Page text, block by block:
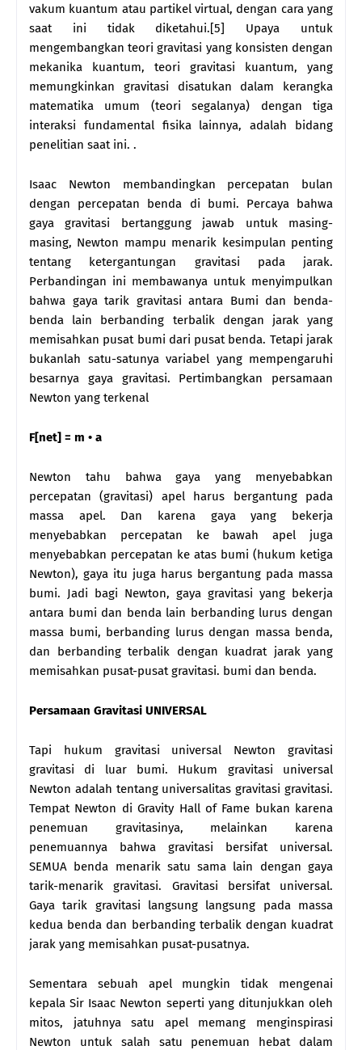
vakum kuantum atau partikel virtual, dengan cara yang
saat ini tidak diketahui.[5] Upaya untuk
mengembangkan teori gravitasi yang konsisten dengan
mekanika kuantum, teori gravitasi kuantum, yang
memungkinkan gravitasi disatukan dalam kerangka
matematika umum (teori segalanya) dengan tiga
interaksi fundamental fisika lainnya, adalah bidang
penelitian saat ini. .
Isaac Newton membandingkan percepatan bulan
dengan percepatan benda di bumi. Percaya bahwa
gaya gravitasi bertanggung jawab untuk masing-
masing, Newton mampu menarik kesimpulan penting
tentang ketergantungan gravitasi pada jarak.
Perbandingan ini membawanya untuk menyimpulkan
bahwa gaya tarik gravitasi antara Bumi dan benda-
benda lain berbanding terbalik dengan jarak yang
memisahkan pusat bumi dari pusat benda. Tetapi jarak
bukanlah satu-satunya variabel yang mempengaruhi
besarnya gaya gravitasi. Pertimbangkan persamaan
Newton yang terkenal
F[net] = m • a
Newton tahu bahwa gaya yang menyebabkan
percepatan (gravitasi) apel harus bergantung pada
massa apel. Dan karena gaya yang bekerja
menyebabkan percepatan ke bawah apel juga
menyebabkan percepatan ke atas bumi (hukum ketiga
Newton), gaya itu juga harus bergantung pada massa
bumi. Jadi bagi Newton, gaya gravitasi yang bekerja
antara bumi dan benda lain berbanding lurus dengan
massa bumi, berbanding lurus dengan massa benda,
dan berbanding terbalik dengan kuadrat jarak yang
memisahkan pusat-pusat gravitasi. bumi dan benda.
Persamaan Gravitasi UNIVERSAL
Tapi hukum gravitasi universal Newton gravitasi
gravitasi di luar bumi. Hukum gravitasi universal
Newton adalah tentang universalitas gravitasi gravitasi.
Tempat Newton di Gravity Hall of Fame bukan karena
penemuan gravitasinya, melainkan karena
penemuannya bahwa gravitasi bersifat universal.
SEMUA benda menarik satu sama lain dengan gaya
tarik-menarik gravitasi. Gravitasi bersifat universal.
Gaya tarik gravitasi langsung langsung pada massa
kedua benda dan berbanding terbalik dengan kuadrat
jarak yang memisahkan pusat-pusatnya.
Sementara sebuah apel mungkin tidak mengenai
kepala Sir Isaac Newton seperti yang ditunjukkan oleh
mitos, jatuhnya satu apel memang menginspirasi
Newton untuk salah satu penemuan hebat dalam